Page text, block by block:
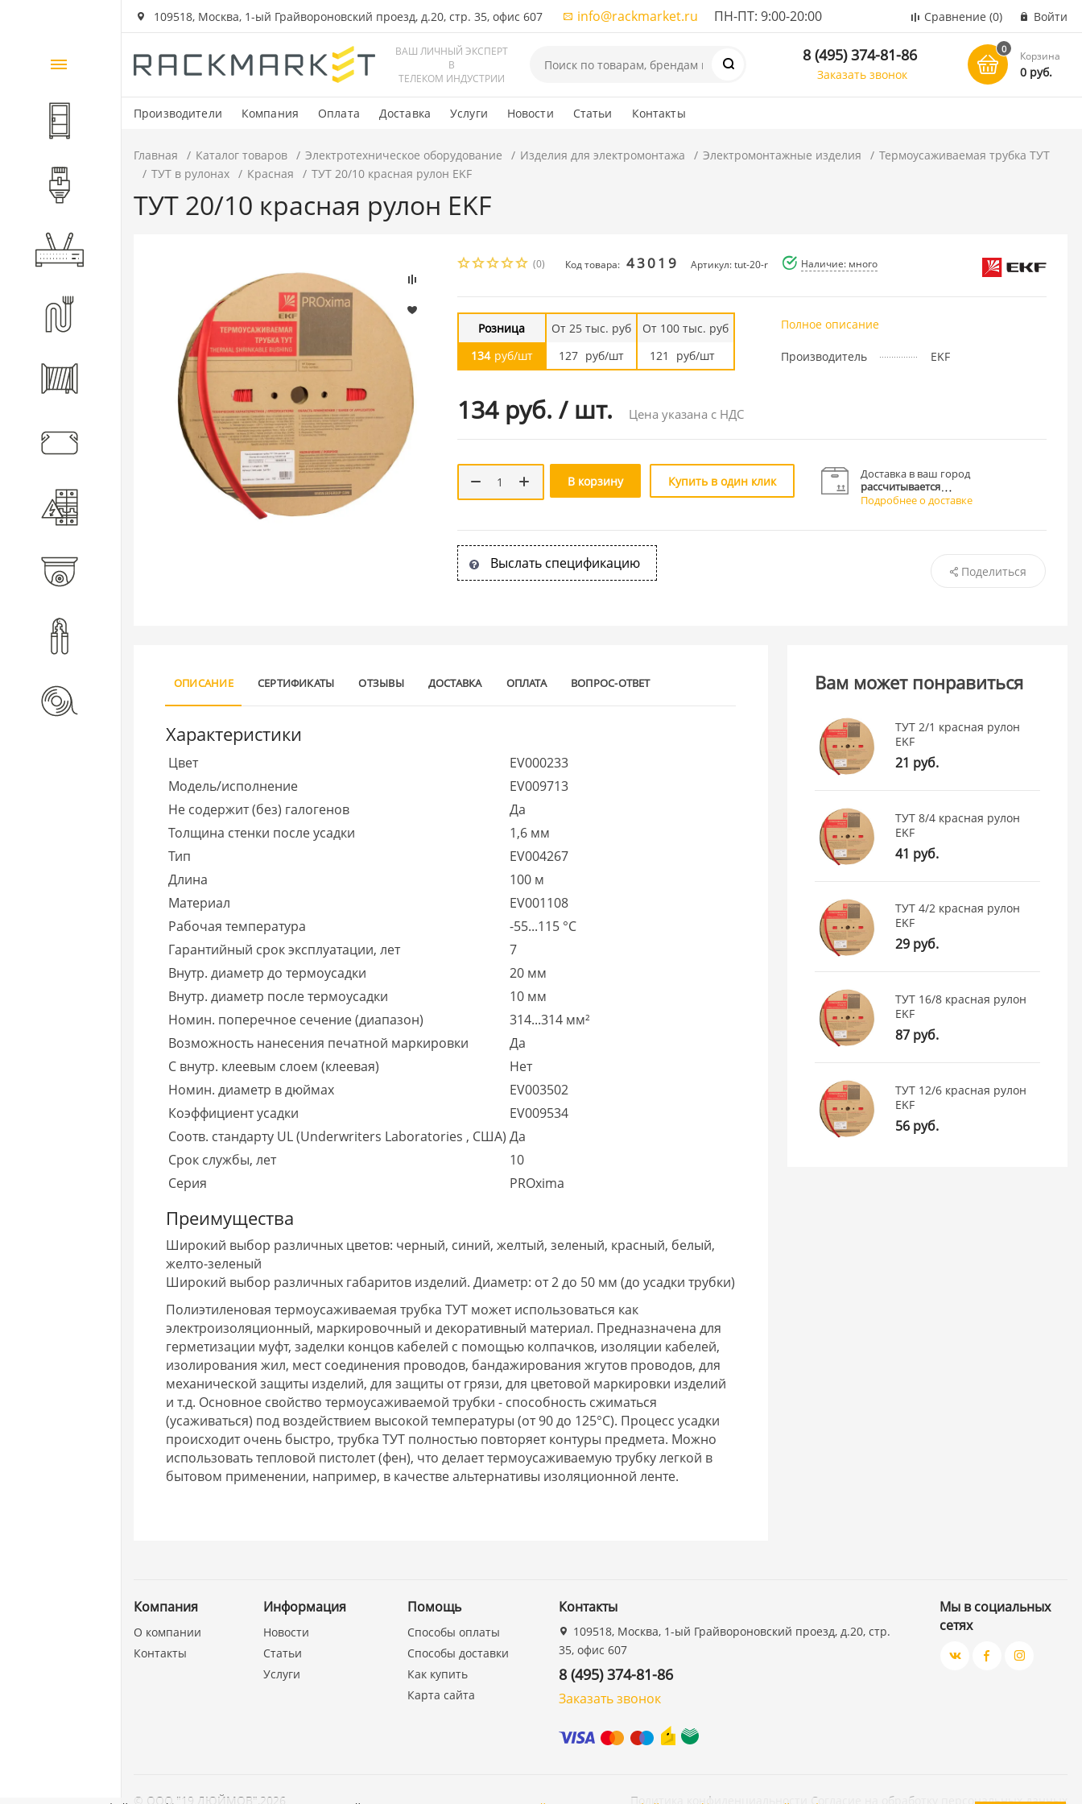
109518, Москва, 1-ый Грайвороновский проезд, д.20, стр. 35, офис 607 info@rackmarket.ru ПН-ПТ: 9:00-20:00 Сравнение (0) Войти
ВАШ ЛИЧНЫЙ ЭКСПЕРТ
В
ТЕЛЕКОМ ИНДУСТРИИ
8 (495) 374-81-86
Заказать звонок
0
Корзина
0 руб.
Производители Компания Оплата Доставка Услуги Новости Статьи Контакты
Каталог
товаров
Шкафы и стойки
Компоненты СКС
Волоконно-оптические
Кабеленесущие системы
Главная Каталог товаров Электротехническое оборудование Изделия для электромонтажа Электромонтажные изделия
Термоусаживаемая трубка ТУТ
ТУТ в рулонах
Красная ТУТ 20/10 красная рулон EKF
ТУТ 20/10 красная рулон EKF
(0) Код товара: 43019 Артикул: tut-20-r Наличие: много
Розница
134 руб/шт
От 25 тыс. руб
127 руб/шт
От 100 тыс. руб
121
руб/шт
134 руб. / шт. Цена указана с НДС
Полное описание
Производитель EKF
В корзину Купить в один клик
Доставка в ваш город
рассчитывается
Подробнее о доставке
Выслать спецификацию Поделиться
ОПИСАНИЕ СЕРТИФИКАТЫ ОТЗЫВЫ ДОСТАВКА ОПЛАТА ВОПРОС-ОТВЕТ
Характеристики
Цвет
EV000233
Модель/исполнение
EV009713
Не содержит (без) галогенов
Да
Толщина стенки после усадки
1,6 мм
Тип
EV004267
Длина
100 м
Материал
EV001108
Рабочая температура
-55...115 °C
Гарантийный срок эксплуатации, лет
7
Внутр. диаметр до термоусадки
20 мм
Внутр. диаметр после термоусадки
10 мм
Номин. поперечное сечение (диапазон)
314...314 мм²
Возможность нанесения печатной маркировки
Да
С внутр. клеевым слоем (клеевая)
Нет
Номин. диаметр в дюймах
EV003502
Коэффициент усадки
EV009534
Соотв. стандарту UL (Underwriters Laboratories , США) Да
Срок службы, лет
10
Серия
PROxima
Преимущества
Широкий выбор различных цветов: черный, синий, желтый, зеленый, красный, белый,
желто-зеленый
Широкий выбор различных габаритов изделий. Диаметр: от 2 до 50 мм (до усадки трубки)
Полиэтиленовая термоусаживаемая трубка ТУТ может использоваться как
электроизоляционный, маркировочный и декоративный материал. Предназначена для
герметизации муфт, заделки концов кабелей с помощью колпачков, изоляции кабелей,
изолирования жил, мест соединения проводов, бандажирования жгутов проводов, для
механической защиты изделий, для защиты от грязи, для цветовой маркировки изделий
и т.д. Основное свойство термоусаживаемой трубки - способность сжиматься
(усаживаться) под воздействием высокой температуры (от 90 до 125°С). Процесс усадки
происходит очень быстро, трубка ТУТ полностью повторяет контуры предмета. Можно
использовать тепловой пистолет (фен), что делает термоусаживаемую трубку легкой в
бытовом применении, например, в качестве альтернативы изоляционной ленте.
Вам может понравиться
ТУТ 2/1 красная рулон
EKF
21 руб.
ТУТ 8/4 красная рулон
EKF
41 руб.
ТУТ 4/2 красная рулон
EKF
29 руб.
ТУТ 16/8 красная рулон
EKF
87 руб.
ТУТ 12/6 красная рулон
EKF
56 руб.
Компания
О компании
Контакты
Информация
Новости
Статьи
Услуги
Помощь
Способы оплаты
Способы доставки
Как купить
Карта сайта
Контакты
109518, Москва, 1-ый Грайвороновский проезд, д.20, стр.
35, офис 607
8 (495) 374-81-86
Заказать звонок
Мы в социальных
сетях
© ООО "19 ДЮЙМОВ" 2026 Политика конфиденциальности Согласие на обработку персональных данных